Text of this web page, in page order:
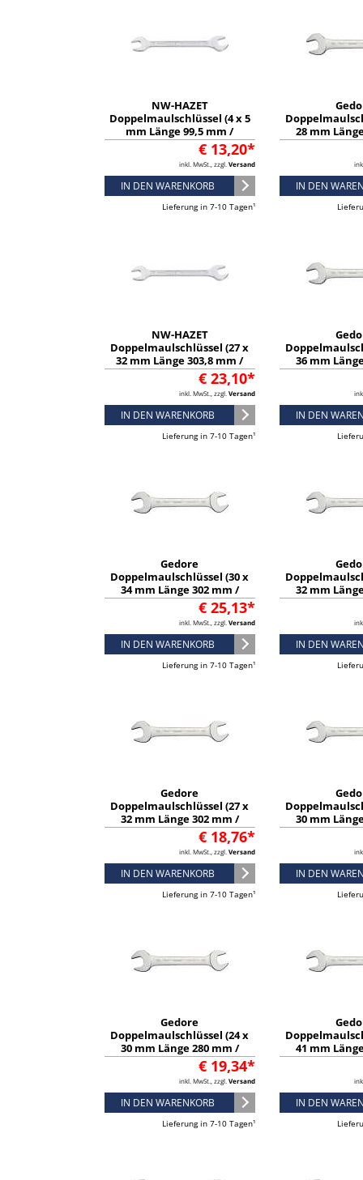
NW-HAZET
Doppelmaulschlüssel (4 x 5
mm Länge 99,5 mm /
verchromt) - 450N-4X5
€ 13,20*
inkl. MwSt., zzgl. Versand
IN DEN WARENKORB
Lieferung in 7-10 Tagen¹
28 mm
verchromt)
IN DEN
NW-HAZET
Doppelmaulschlüssel (27 x
32 mm Länge 303,8 mm /
verchromt) - 450N-27X32
€ 23,10*
inkl. MwSt., zzgl. Versand
IN DEN WARENKORB
Lieferung in 7-10 Tagen¹
36 mm
verchromt)
IN DEN
Gedore
Doppelmaulschlüssel (30 x
34 mm Länge 302 mm /
verchromt) - 6069520
€ 25,13*
inkl. MwSt., zzgl. Versand
IN DEN WARENKORB
Lieferung in 7-10 Tagen¹
32 mm
verchromt)
IN DEN
Gedore
Doppelmaulschlüssel (27 x
32 mm Länge 302 mm /
verchromt) - 6068040
€ 18,76*
inkl. MwSt., zzgl. Versand
IN DEN WARENKORB
Lieferung in 7-10 Tagen¹
30 mm
verchromt)
IN DEN
Gedore
Doppelmaulschlüssel (24 x
30 mm Länge 280 mm /
verchromt) - 6067660
€ 19,34*
inkl. MwSt., zzgl. Versand
IN DEN WARENKORB
Lieferung in 7-10 Tagen¹
41 mm
verchromt)
IN DEN